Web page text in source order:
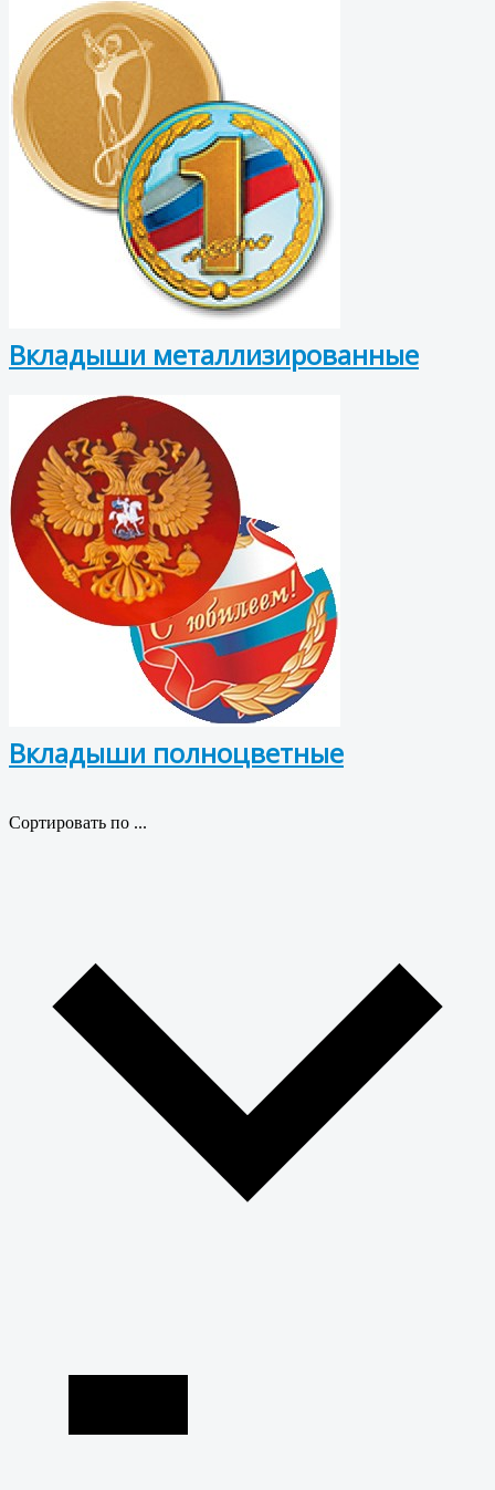
Вкладыши металлизированные
Вкладыши полноцветные
Сортировать по ...